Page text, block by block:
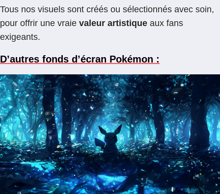
Tous nos visuels sont créés ou sélectionnés avec soin,
pour offrir une vraie valeur artistique aux fans
exigeants.
D’autres fonds d’écran Pokémon :